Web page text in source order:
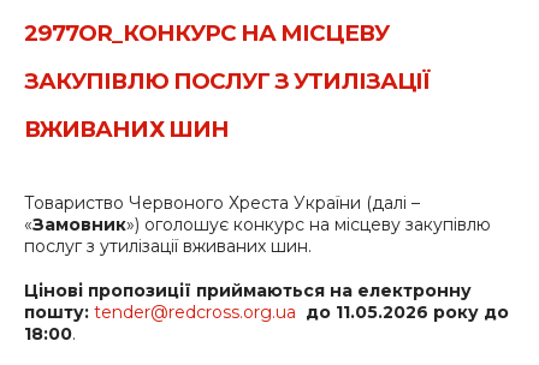
2977OR_КОНКУРС НА МІСЦЕВУ
ЗАКУПІВЛЮ ПОСЛУГ З УТИЛІЗАЦІЇ
ВЖИВАНИХ ШИН
Товариство Червоного Хреста України (далі –
«Замовник») оголошує конкурс на місцеву закупівлю
послуг з утилізації вживаних шин.
Цінові пропозиції приймаються на електронну
пошту: tender@redcross.org.ua до 11.05.2026 року до
18:00.